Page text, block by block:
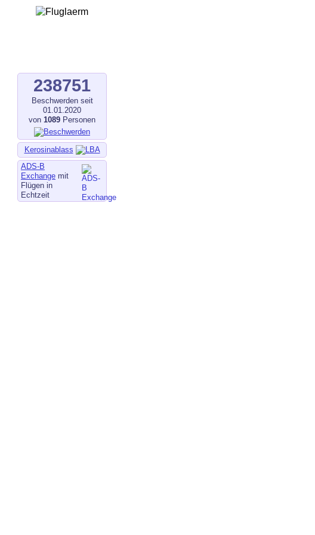
238751
Beschwerden seit
01.01.2020
von 1089 Personen
Kerosinablass
ADS-B
Exchange mit
Flügen in
Echtzeit